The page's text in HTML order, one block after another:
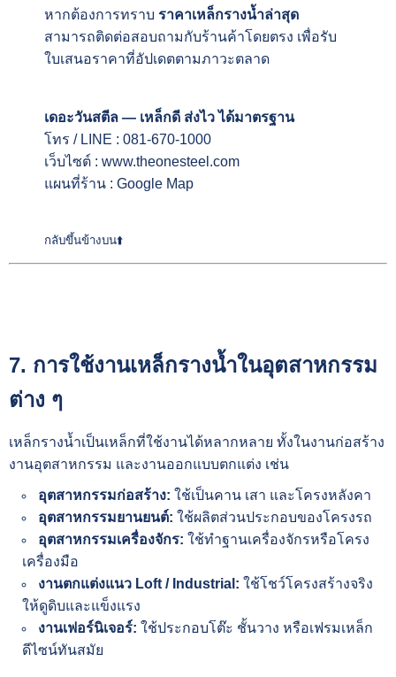
หากต้องการทราบ ราคาเหล็กรางน้ำล่าสุด
สามารถติดต่อสอบถามกับร้านค้าโดยตรง เพื่อรับ
ใบเสนอราคาที่อัปเดตตามภาวะตลาด
เดอะวันสตีล — เหล็กดี ส่งไว ได้มาตรฐาน
โทร / LINE : 081-670-1000
เว็บไซต์ : www.theonesteel.com
แผนที่ร้าน : Google Map
กลับขึ้นข้างบน⬆️
7. การใช้งานเหล็กรางน้ำในอุตสาหกรรม
ต่าง ๆ
เหล็กรางน้ำเป็นเหล็กที่ใช้งานได้หลากหลาย ทั้งในงานก่อสร้าง
งานอุตสาหกรรม และงานออกแบบตกแต่ง เช่น
อุตสาหกรรมก่อสร้าง: ใช้เป็นคาน เสา และโครงหลังคา
อุตสาหกรรมยานยนต์: ใช้ผลิตส่วนประกอบของโครงรถ
อุตสาหกรรมเครื่องจักร: ใช้ทำฐานเครื่องจักรหรือโครง
เครื่องมือ
งานตกแต่งแนว Loft / Industrial: ใช้โชว์โครงสร้างจริง
ให้ดูดิบและแข็งแรง
งานเฟอร์นิเจอร์: ใช้ประกอบโต๊ะ ชั้นวาง หรือเฟรมเหล็ก
ดีไซน์ทันสมัย